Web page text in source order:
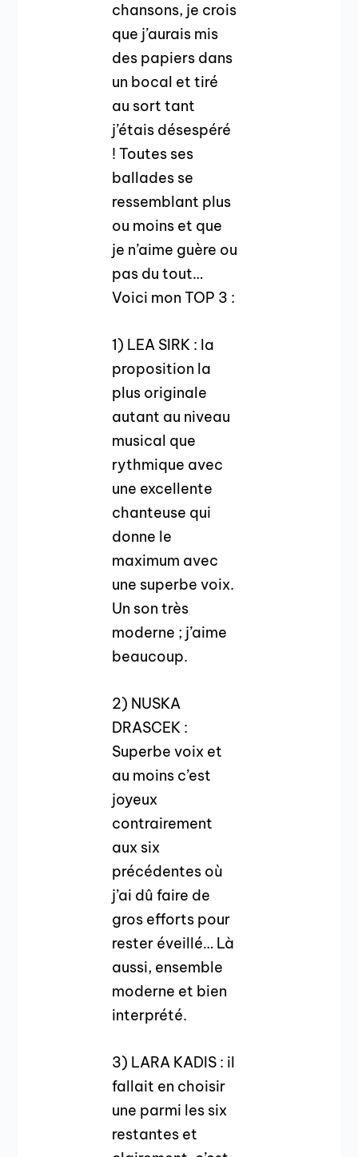
chansons, je crois
que j’aurais mis
des papiers dans
un bocal et tiré
au sort tant
j’étais désespéré
! Toutes ses
ballades se
ressemblant plus
ou moins et que
je n’aime guère ou
pas du tout…
Voici mon TOP 3 :
1) LEA SIRK : la
proposition la
plus originale
autant au niveau
musical que
rythmique avec
une excellente
chanteuse qui
donne le
maximum avec
une superbe voix.
Un son très
moderne ; j’aime
beaucoup.
2) NUSKA
DRASCEK :
Superbe voix et
au moins c’est
joyeux
contrairement
aux six
précédentes où
j’ai dû faire de
gros efforts pour
rester éveillé… Là
aussi, ensemble
moderne et bien
interprété.
3) LARA KADIS : il
fallait en choisir
une parmi les six
restantes et